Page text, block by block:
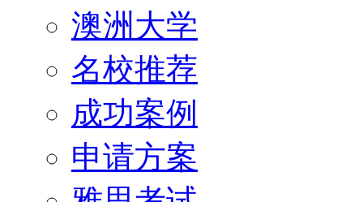
澳洲大学
名校推荐
成功案例
申请方案